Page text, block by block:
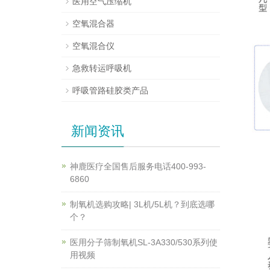
空氧混合器
空氧混合仪
急救转运呼吸机
呼吸管路硅胶类产品
新闻资讯
神鹿医疗全国售后服务电话400-993-
6860
制氧机选购攻略| 3L机/5L机？到底选哪
个？
医用分子筛制氧机SL-3A330/530系列使
用视频